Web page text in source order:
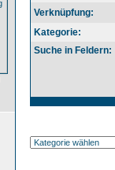
Verknüpfung:
Kategorie:
Suche in Feldern: